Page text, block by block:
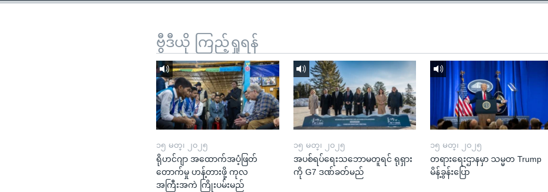
ဗွီဒီယို ကြည့်ရှုရန်
၁၅ မတ္၊ ၂၀၂၅
ရိုဟင်ဂျာ အထောက်အပံ့ဖြတ်
တောက်မှု ဟန့်တားဖို့ ကုလ
အကြီးအကဲ ကြိုးပမ်းမည်
၁၅ မတ္၊ ၂၀၂၅
အပစ်ရပ်ရေးသဘောမတူရင် ရုရှား
ကို G7 ဒဏ်ခတ်မည်
၁၅ မတ္၊ ၂၀၂၅
တရားရေးဌာနမှာ သမ္မတ Trump
မိန့်ခွန်းပြော